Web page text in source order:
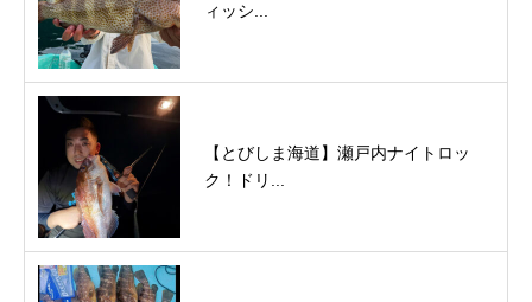
ィッシ...
【とびしま海道】瀬戸内ナイトロッ
ク！ドリ...